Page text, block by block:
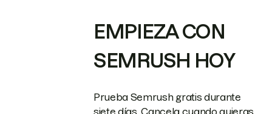
EMPIEZA CON
SEMRUSH HOY
Prueba Semrush gratis durante
siete días. Cancela cuando quieras.